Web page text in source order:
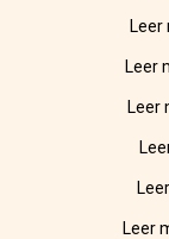
Leer
Leer
Leer
Leer